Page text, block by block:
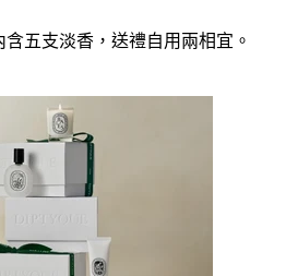
五支淡香，送禮自用兩相宜。